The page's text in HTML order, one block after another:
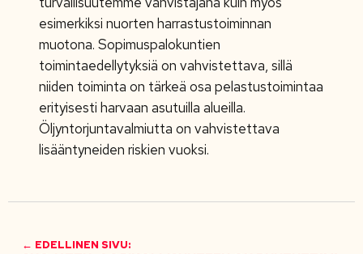
esimerkiksi nuorten harrastustoiminnan
muotona. Sopimuspalokuntien
toimintaedellytyksiä on vahvistettava, sillä
niiden toiminta on tärkeä osa pelastustoimintaa
erityisesti harvaan asutuilla alueilla.
Öljyntorjuntavalmiutta on vahvistettava
lisääntyneiden riskien vuoksi.
← EDELLINEN SIVU: